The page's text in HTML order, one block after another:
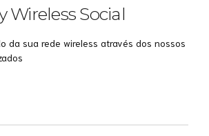
Wireless Social
da sua rede wireless através dos nossos